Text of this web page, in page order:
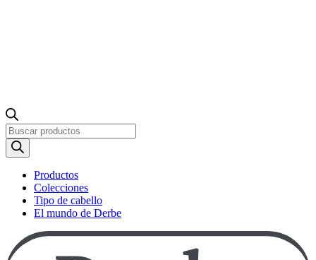
Búsqueda
de
productos
Productos
Colecciones
Tipo de cabello
El mundo de Derbe